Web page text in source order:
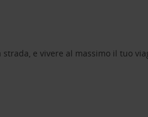
e vivere al massimo il tuo